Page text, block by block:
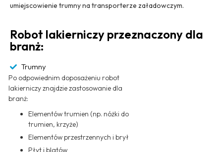
umiejscowienie trumny na transporterze załadowczym.
Robot lakierniczy przeznaczony dla
branż:
Trumny
Po odpowiednim doposażeniu robot
lakierniczy znajdzie zastosowanie dla
branż:
Elementów trumien (np. nóżki do
trumien, krzyże)
Elementów przestrzennych i brył
Płyt i blatów